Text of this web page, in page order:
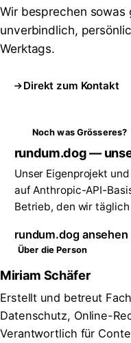
Wir besprechen
unverbindlich,
Werktags.
Direkt zum Kontakt
Noch was Grösseres?
rundum.dog —
Unser Eigenprojekt
auf Anthropic-API-
Betrieb, den wir
rundum.dog
Über die Person
Miriam Schäfer
Erstellt und betreut
Datenschutz, Online-
Verantwortlich für